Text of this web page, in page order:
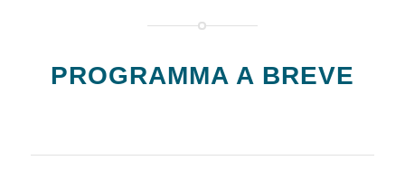
PROGRAMMA A BREVE